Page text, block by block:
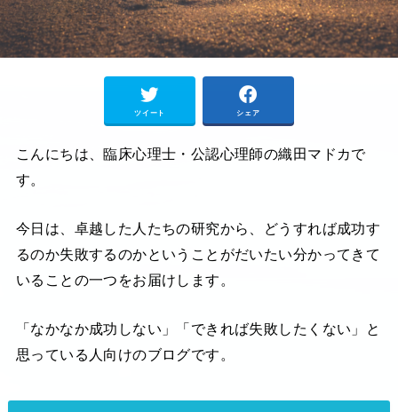
ツイート シェア
こんにちは、臨床心理士・公認心理師の織田マドカで
す。
今日は、卓越した人たちの研究から、どうすれば成功す
るのか失敗するのかということがだいたい分かってきて
いることの一つをお届けします。
「なかなか成功しない」「できれば失敗したくない」と
思っている人向けのブログです。